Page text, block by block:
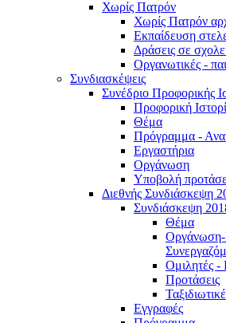
Χωρίς Πατρόν
Χωρίς Πατρόν
Εκπαίδευση
Δράσεις σε
Οργανωτικές -
Συνδιασκέψεις
Συνέδριο Προφορικής
Προφορική
Θέμα
Πρόγραμμα -
Εργαστήρια
Οργάνωση
Υποβολή
Διεθνής Συνδιάσκεψη
Συνδιάσκεψη
Θέμα
Οργάνωση-
Ομιλητές
Προτάσεις
Εγγραφές